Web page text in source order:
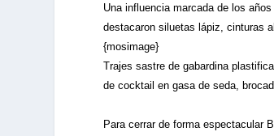
Una influencia marcada de los
destacaron siluetas lápiz, cinturas
{mosimage}
Trajes sastre de gabardina
de cocktail en gasa de seda,
Para cerrar de forma espectacular